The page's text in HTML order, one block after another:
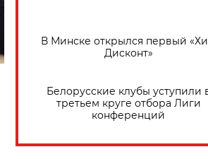
В Минске открылся первый
Дисконт»
Белорусские клубы уступили
третьем круге отбора Лиги
конференций